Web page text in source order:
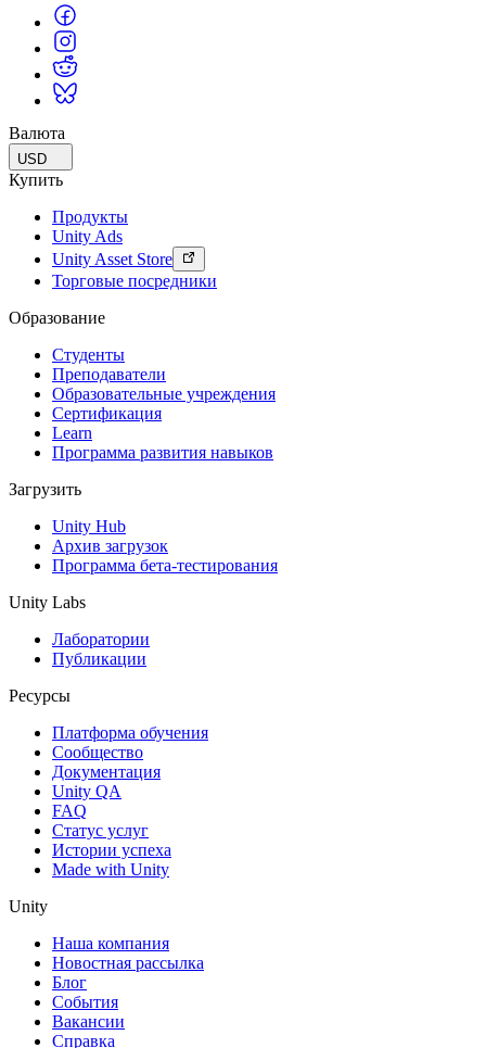
Валюта
USD
Купить
Продукты
Unity Ads
Unity Asset Store
Торговые посредники
Образование
Студенты
Преподаватели
Образовательные учреждения
Сертификация
Learn
Программа развития навыков
Загрузить
Unity Hub
Архив загрузок
Программа бета-тестирования
Unity Labs
Лаборатории
Публикации
Ресурсы
Платформа обучения
Сообщество
Документация
Unity QA
FAQ
Статус услуг
Истории успеха
Made with Unity
Unity
Наша компания
Новостная рассылка
Блог
События
Вакансии
Справка